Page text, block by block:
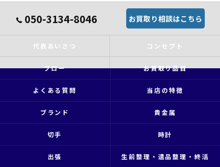
050-3134-8046 お買取り相談はこちら
代表あいさつ コンセプト
フロー お買取り品目
よくある質問 当店の特徴
ブランド 貴金属
切手 時計
出張 生前整理・遺品整理・終活